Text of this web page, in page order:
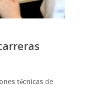
técnicas de